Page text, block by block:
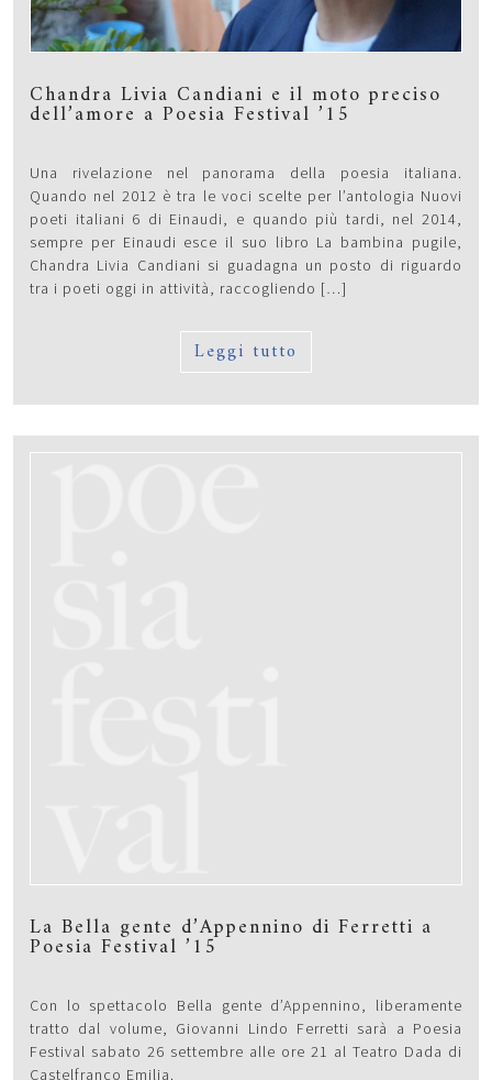
Chandra Livia Candiani e il moto preciso
dell’amore a Poesia Festival ’15
Una rivelazione nel panorama della poesia italiana.
Quando nel 2012 è tra le voci scelte per l’antologia Nuovi
poeti italiani 6 di Einaudi, e quando più tardi, nel 2014,
sempre per Einaudi esce il suo libro La bambina pugile,
Chandra Livia Candiani si guadagna un posto di riguardo
tra i poeti oggi in attività, raccogliendo […]
Leggi tutto
La Bella gente d’Appennino di Ferretti a
Poesia Festival ’15
Con lo spettacolo Bella gente d’Appennino, liberamente
tratto dal volume, Giovanni Lindo Ferretti sarà a Poesia
Festival sabato 26 settembre alle ore 21 al Teatro Dada di
Castelfranco Emilia.